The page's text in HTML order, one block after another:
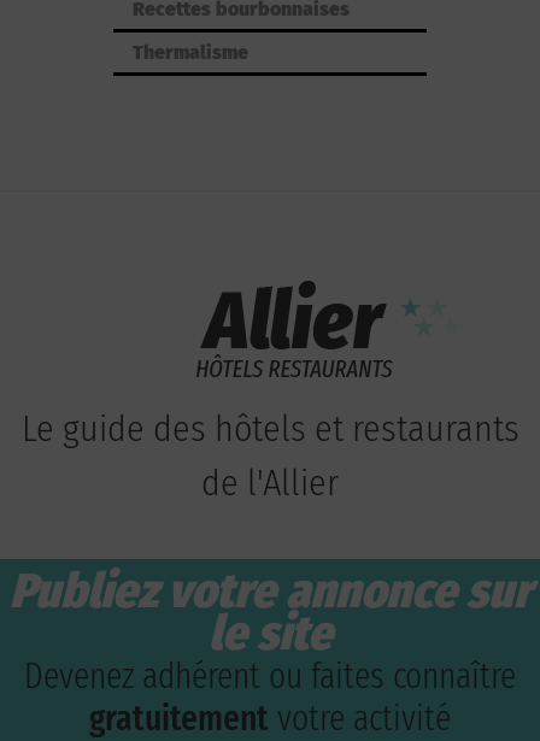
Recettes bourbonnaises
Thermalisme
Le guide des hôtels et restaurants
de l'Allier
Publiez votre annonce sur
le site
Devenez adhérent ou faites connaître
gratuitement votre activité